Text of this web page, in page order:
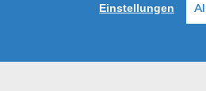
Einstellungen